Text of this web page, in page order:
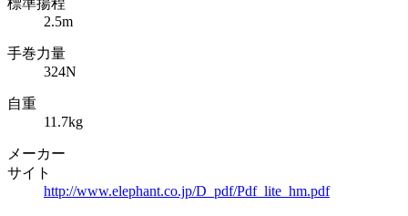
2.5m
手巻力量
324N
自重
11.7kg
メーカー
サイト
http://www.elephant.co.jp/D_pdf/Pdf_lite_hm.pdf